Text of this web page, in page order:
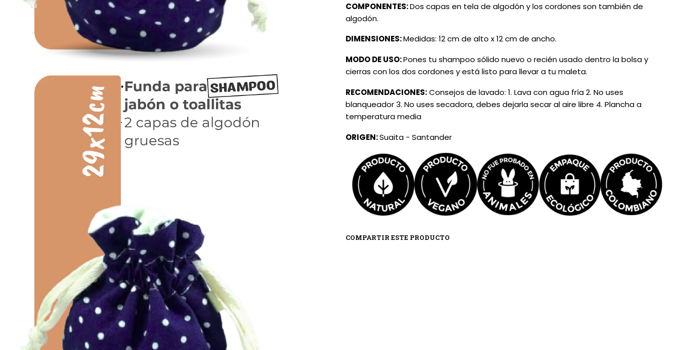
COMPONENTES:Dos capas en tela de algodón y los cordones son también de
algodón.
DIMENSIONES:Medidas: 12 cm de alto x 12 cm de ancho.
MODO DE USO:Pones tu shampoo sólido nuevo o recién usado dentro la bolsa y
cierras con los dos cordones y está listo para llevar a tu maleta.
RECOMENDACIONES:Consejos de lavado: 1. Lava con agua fría 2. No uses
blanqueador 3. No uses secadora, debes dejarla secar al aire libre 4. Plancha a
temperatura media
ORIGEN:Suaita - Santander
COMPARTIR ESTE PRODUCTO